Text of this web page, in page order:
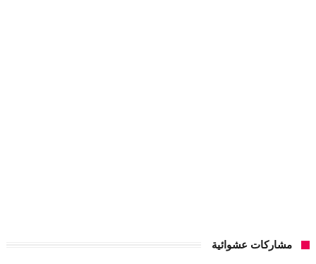
مشاركات عشوائية